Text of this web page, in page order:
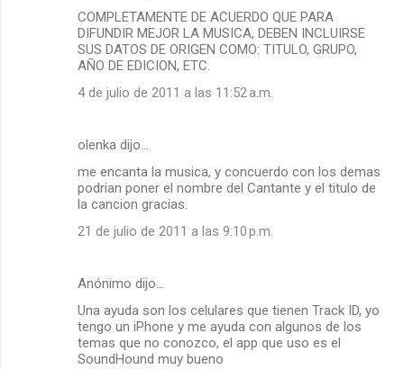
COMPLETAMENTE DE ACUERDO QUE PARA
DIFUNDIR MEJOR LA MUSICA, DEBEN INCLUIRSE
SUS DATOS DE ORIGEN COMO: TITULO, GRUPO,
AÑO DE EDICION, ETC.
4 de julio de 2011 a las 11:52 a.m.
olenka dijo…
me encanta la musica, y concuerdo con los demas
podrian poner el nombre del Cantante y el titulo de
la cancion gracias.
21 de julio de 2011 a las 9:10 p.m.
Anónimo dijo…
Una ayuda son los celulares que tienen Track ID, yo
tengo un iPhone y me ayuda con algunos de los
temas que no conozco, el app que uso es el
SoundHound muy bueno